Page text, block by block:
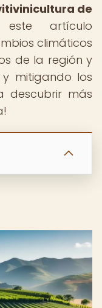
de
artículo
climáticos
de la región y
mitigando los
descubrir más